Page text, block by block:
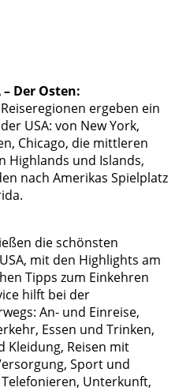
– Der Osten:
ergeben ein
USA: von New York,
Chicago, die mittleren
Highlands und Islands,
nach Amerikas Spielplatz
die schönsten
mit den Highlights am
Tipps zum Einkehren
hilft bei der
An- und Einreise,
Essen und Trinken,
Kleidung, Reisen mit
Sport und
Unterkunft,